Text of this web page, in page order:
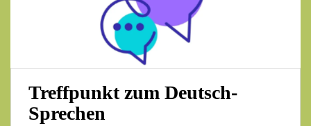
Treffpunkt zum Deutsch-
Sprechen